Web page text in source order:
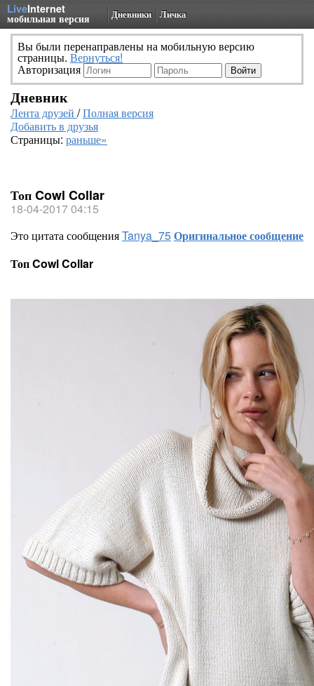
LiveInternet
мобильная версия Дневники Личка
Вы были перенаправлены на мобильную версию
страницы. Вернуться!
Авторизация
Дневник
Лента друзей /Полная версия
Добавить в друзья
Страницы: раньше»
Топ Cowl Collar
18-04-2017 04:15
Это цитата сообщенияTanya_75Оригинальное сообщение
Топ Cowl Collar